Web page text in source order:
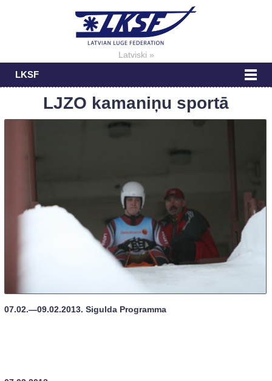
Latviski »
LKSF
LJZO kamaniņu sportā
07.02.—09.02.2013. Sigulda Programma